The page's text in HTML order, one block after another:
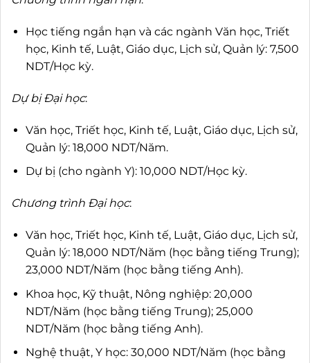
Học tiếng ngắn hạn và các ngành Văn học, Triết
học, Kinh tế, Luật, Giáo dục, Lịch sử, Quản lý: 7,500
NDT/Học kỳ.
Dự bị Đại học:
Văn học, Triết học, Kinh tế, Luật, Giáo dục, Lịch sử,
Quản lý: 18,000 NDT/Năm.
Dự bị (cho ngành Y): 10,000 NDT/Học kỳ.
Chương trình Đại học:
Văn học, Triết học, Kinh tế, Luật, Giáo dục, Lịch sử,
Quản lý: 18,000 NDT/Năm (học bằng tiếng Trung);
23,000 NDT/Năm (học bằng tiếng Anh).
Khoa học, Kỹ thuật, Nông nghiệp: 20,000
NDT/Năm (học bằng tiếng Trung); 25,000
NDT/Năm (học bằng tiếng Anh).
Nghệ thuật, Y học: 30,000 NDT/Năm (học bằng